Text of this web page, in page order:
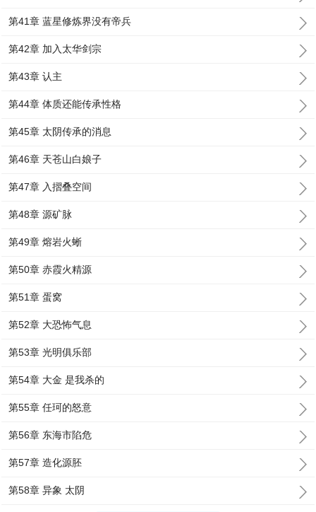
第41章 蓝星修炼界没有帝兵
第42章 加入太华剑宗
第43章 认主
第44章 体质还能传承性格
第45章 太阴传承的消息
第46章 天苍山白娘子
第47章 入摺叠空间
第48章 源矿脉
第49章 熔岩火蜥
第50章 赤霞火精源
第51章 蛋窝
第52章 大恐怖气息
第53章 光明俱乐部
第54章 大金 是我杀的
第55章 任珂的怒意
第56章 东海市陷危
第57章 造化源胚
第58章 异象 太阴